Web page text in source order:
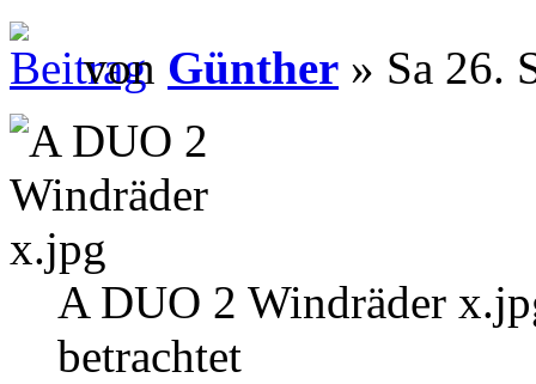
von Günther » Sa 26.
A DUO 2 Windräder
betrachtet